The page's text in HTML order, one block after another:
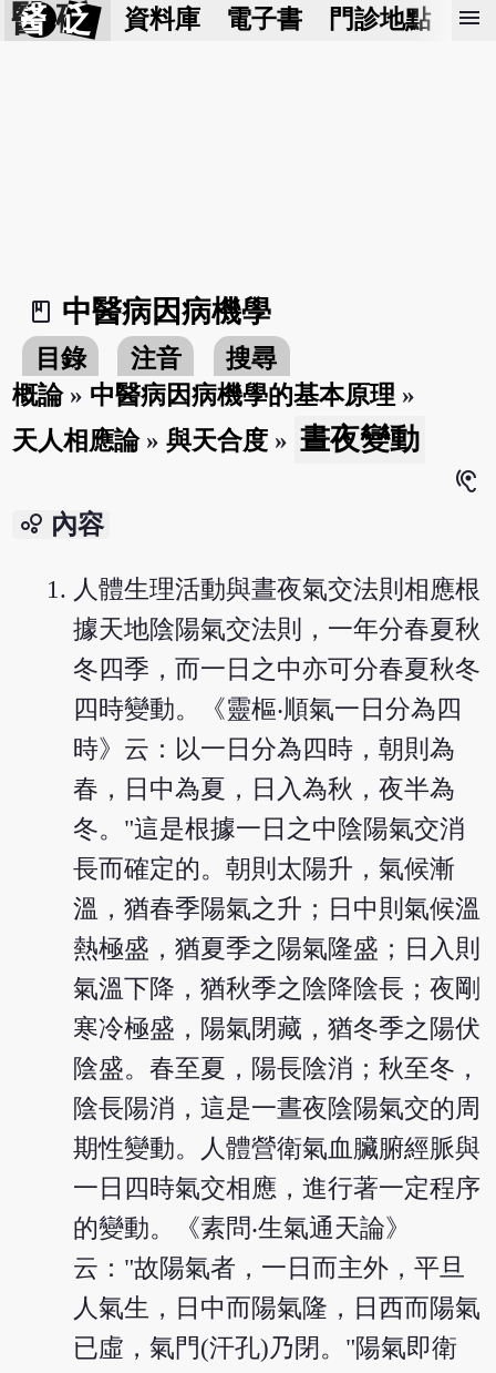
醫 砭 資料庫 電子書 門診地點 預
menu
book_2
中醫病因病機學
目錄 注音
搜尋
概論» 中醫病因病機學的基本原理 »
天人相應論»與天合度 » 晝夜變動
hearing
bubble_chart 內容
人體生理活動與晝夜氣交法則相應根
據天地陰陽氣交法則，一年分春夏秋
冬四季，而一日之中亦可分春夏秋冬
四時變動。《靈樞‧順氣一日分為四
時》云：以一日分為四時，朝則為
春，日中為夏，日入為秋，夜半為
冬。"這是根據一日之中陰陽氣交消
長而確定的。朝則太陽升，氣候漸
溫，猶春季陽氣之升；日中則氣候溫
熱極盛，猶夏季之陽氣隆盛；日入則
氣溫下降，猶秋季之陰降陰長；夜剛
寒冷極盛，陽氣閉藏，猶冬季之陽伏
陰盛。春至夏，陽長陰消；秋至冬，
陰長陽消，這是一晝夜陰陽氣交的周
期性變動。人體營衛氣血臟腑經脈與
一日四時氣交相應，進行著一定程序
的變動。《素問‧生氣通天論》
云："故陽氣者，一日而主外，平旦
人氣生，日中而陽氣隆，日西而陽氣
已虛，氣門(汗孔)乃閉。"陽氣即衛